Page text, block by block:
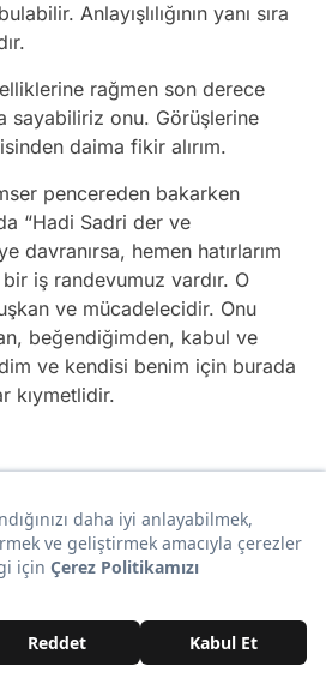
Anlayışlılığının yanı sıra
rağmen son derece
sayabiliriz onu. Görüşlerine
daima fikir alırım.
pencereden bakarken
“Hadi Sadri der ve
davranırsa, hemen hatırlarım
iş randevumuz vardır. O
ve mücadelecidir. Onu
beğendiğimden, kabul ve
ve kendisi benim için burada
kıymetlidir.